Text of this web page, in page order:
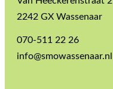
2242 GX Wassenaar
070-511 22 26
info@smowassenaar.nl